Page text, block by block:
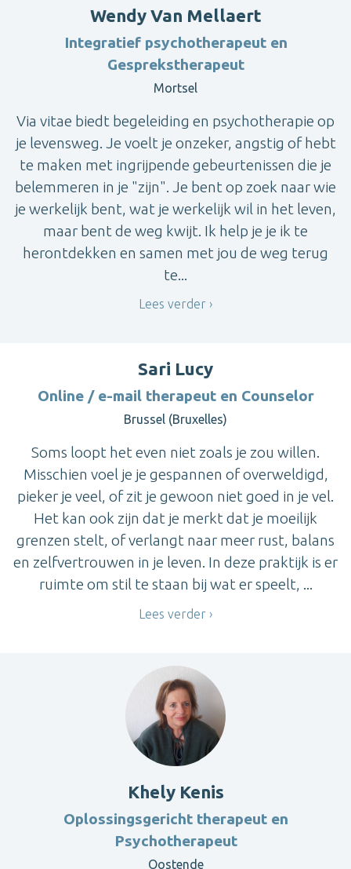
Wendy Van Mellaert
Integratief psychotherapeut en
Gesprekstherapeut
Mortsel
Via vitae biedt begeleiding en psychotherapie op
je levensweg. Je voelt je onzeker, angstig of hebt
te maken met ingrijpende gebeurtenissen die je
belemmeren in je "zijn". Je bent op zoek naar wie
je werkelijk bent, wat je werkelijk wil in het leven,
maar bent de weg kwijt. Ik help je je ik te
herontdekken en samen met jou de weg terug
te...
Lees verder
Sari Lucy
Online / e-mail therapeut en Counselor
Brussel (Bruxelles)
Soms loopt het even niet zoals je zou willen.
Misschien voel je je gespannen of overweldigd,
pieker je veel, of zit je gewoon niet goed in je vel.
Het kan ook zijn dat je merkt dat je moeilijk
grenzen stelt, of verlangt naar meer rust, balans
en zelfvertrouwen in je leven. In deze praktijk is er
ruimte om stil te staan bij wat er speelt, ...
Lees verder
Khely Kenis
Oplossingsgericht therapeut en
Psychotherapeut
Oostende